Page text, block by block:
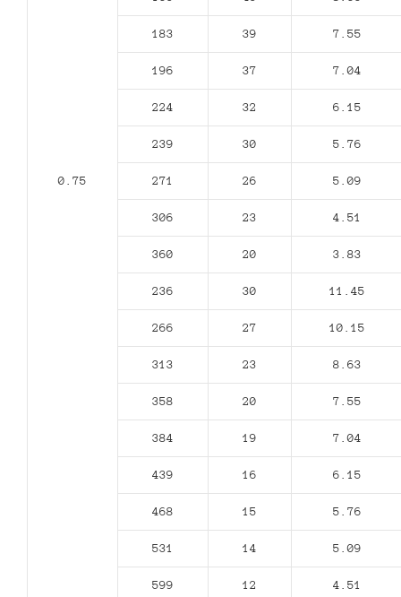
0.75
183 39 7.55
196 37 7.04
224 32 6.15
239 30 5.76
271 26 5.09
306 23 4.51
360 20 3.83
236 30 11.45
266 27 10.15
313 23 8.63
358 20 7.55
384 19 7.04
439 16 6.15
468 15 5.76
531 14 5.09
599 12 4.51